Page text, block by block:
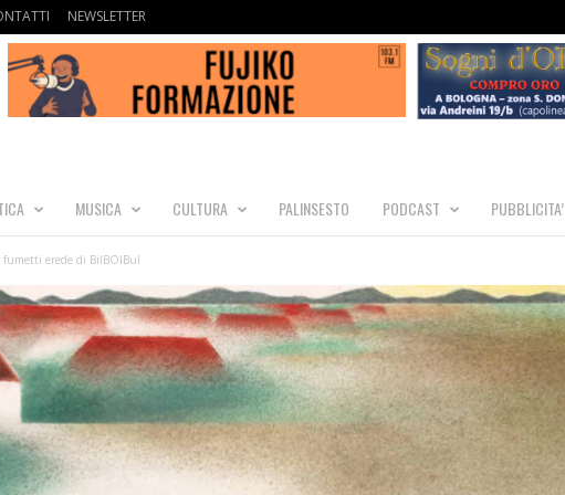
NEWSLETTER
MUSICA CULTURA PALINSESTO PODCAST PUBBLICITA’
fumetti erede di BilBOlBul